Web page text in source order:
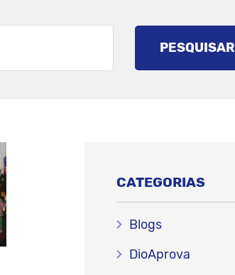
PESQUISAR
CATEGORIAS
Blogs
DioAprova